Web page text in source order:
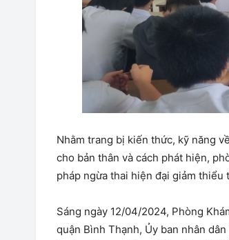
Nhằm trang bị kiến thức, kỹ năng
cho bản thân và cách phát hiện,
pháp ngừa thai hiện đại giảm
Sáng ngày 12/04/2024, Phòng
quận Bình Thạnh, Ủy ban nhân